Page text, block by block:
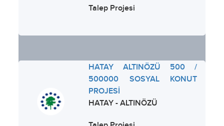
Talep Projesi
HATAY ALTINÖZÜ 500 /
500000 SOSYAL KONUT
PROJESİ
HATAY - ALTINÖZÜ